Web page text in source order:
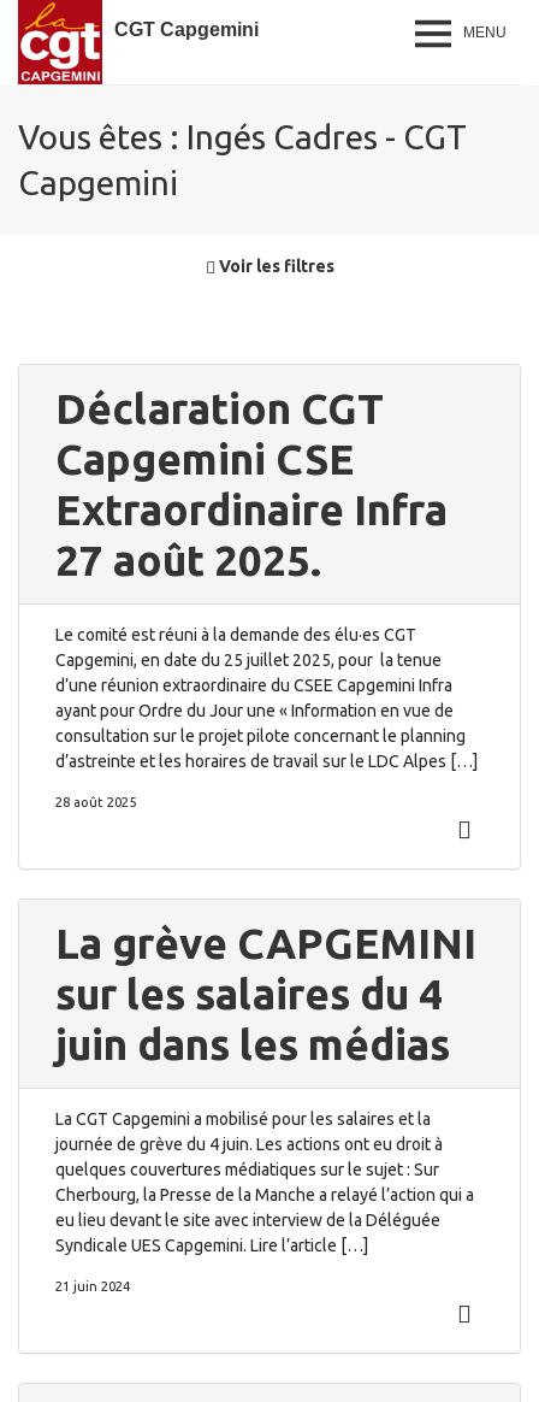
CGT Capgemini MENU
Vous êtes : Ingés Cadres - CGT
Capgemini
Voir les filtres
Déclaration CGT
Capgemini CSE
Extraordinaire Infra
27 août 2025.
Le comité est réuni à la demande des élu·es CGT
Capgemini, en date du 25 juillet 2025, pour la tenue
d’une réunion extraordinaire du CSEE Capgemini Infra
ayant pour Ordre du Jour une « Information en vue de
consultation sur le projet pilote concernant le planning
d’astreinte et les horaires de travail sur le LDC Alpes […]
28 août 2025
La grève CAPGEMINI
sur les salaires du 4
juin dans les médias
La CGT Capgemini a mobilisé pour les salaires et la
journée de grève du 4 juin. Les actions ont eu droit à
quelques couvertures médiatiques sur le sujet : Sur
Cherbourg, la Presse de la Manche a relayé l’action qui a
eu lieu devant le site avec interview de la Déléguée
Syndicale UES Capgemini. Lire l’article […]
21 juin 2024